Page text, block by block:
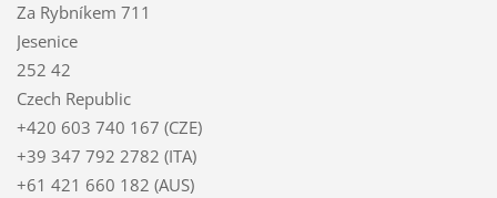
Za Rybníkem 711
Jesenice
252 42
Czech Republic
+420 603 740 167 (CZE)
+39 347 792 2782 (ITA)
+61 421 660 182 (AUS)